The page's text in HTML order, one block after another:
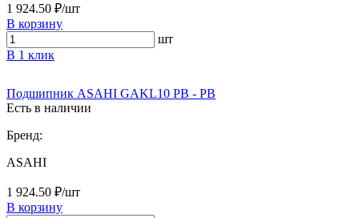
1 924.50 ₽/шт
В корзину
шт
В 1 клик
Подшипник ASAHI GAKL10 PB - PB
Есть в наличии
Бренд:
ASAHI
1 924.50 ₽/шт
В корзину